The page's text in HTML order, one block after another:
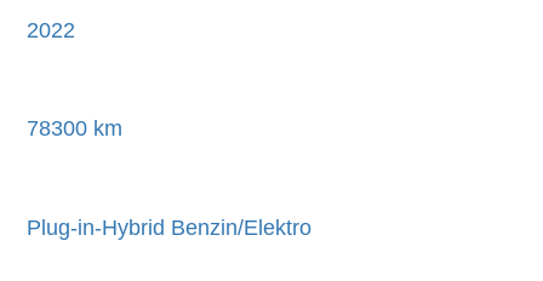
2022
78300 km
Plug-in-Hybrid Benzin/Elektro